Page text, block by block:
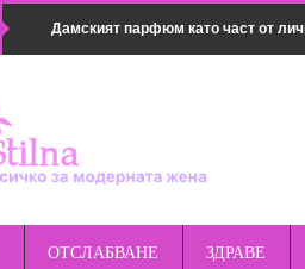
Дамският парфюм като част от
Как да комбинираш дамски връхни
ОТСЛАБВАНЕ ЗДРАВЕ